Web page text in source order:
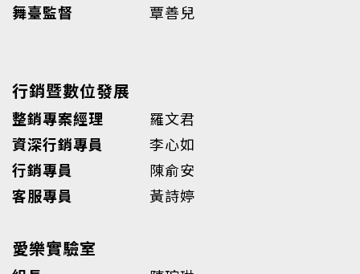
舞臺監督 覃善兒
行銷暨數位發展
整銷專案經理 羅文君
資深行銷專員
李心如
行銷專員
陳俞安
客服專員
黃詩婷
愛樂實驗室